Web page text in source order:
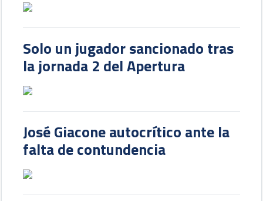
Solo un jugador sancionado tras
la jornada 2 del Apertura
José Giacone autocrítico ante la
falta de contundencia